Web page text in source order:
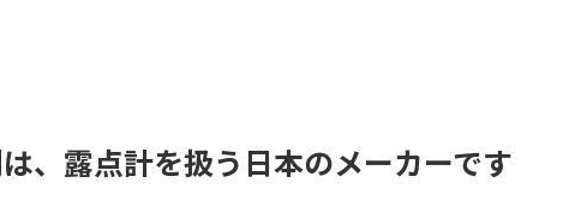
、露点計を扱う日本のメーカーです